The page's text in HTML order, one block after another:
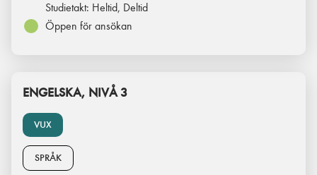
Studietakt: Heltid, Deltid
Öppen för ansökan
VUX
ENGELSKA, NIVÅ 3
SPRÅK